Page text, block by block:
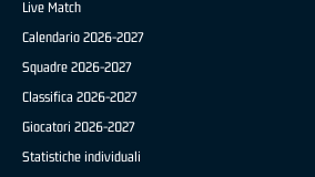
Live Match
Calendario 2026-2027
Squadre 2026-2027
Classifica 2026-2027
Giocatori 2026-2027
Statistiche individuali